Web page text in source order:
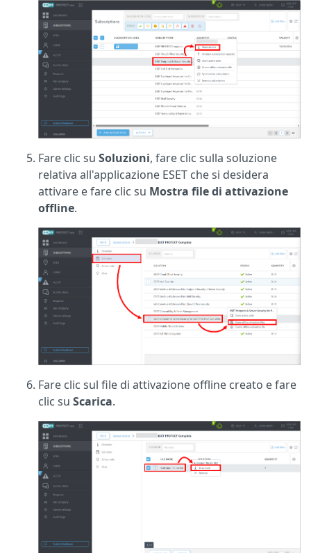
Fare clic su Soluzioni, fare clic sulla soluzione
relativa all'applicazione ESET che si desidera
attivare e fare clic su Mostra file di attivazione
offline.
Fare clic sul file di attivazione offline creato e fare
clic su Scarica.